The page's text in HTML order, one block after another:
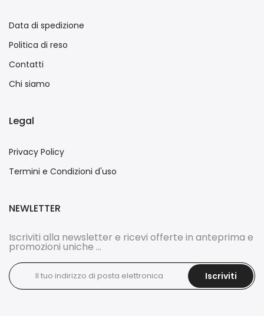
Data di spedizione
Politica di reso
Contatti
Chi siamo
Legal
Privacy Policy
Termini e Condizioni d'uso
NEWLETTER
Iscriviti alla newsletter e ricevi offerte in anteprima e
promozioni uniche ...
Iscriviti